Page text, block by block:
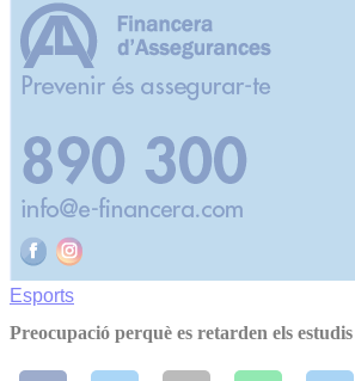
Esports
Preocupació perquè es retarden els